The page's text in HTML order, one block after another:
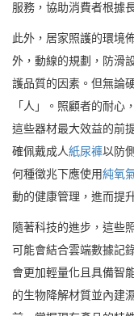
服務，協助消費者根據
此外，居家照護的環境
外，動線的規劃，防滑
護品質的因素。但無論
「人」。照顧者的耐心
這些器材最大效益的前
確佩戴成人紙尿褲以防
何種徵兆下應使用純氧
動的健康管理，進而提
隨著科技的進步，這些
可能會結合雲端數據記
會更加輕量化且具備智
的生物降解材質並內建